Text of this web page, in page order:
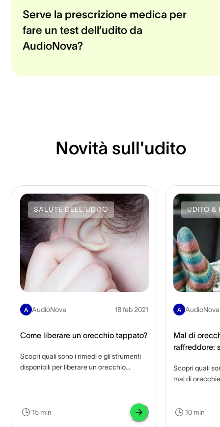
Serve la prescrizione medica per
fare un test dell’udito da
AudioNova?
Novità sull'udito
SALUTE DELL'UDITO
A AudioNova 18 feb 2021
Come liberare un orecchio tappato?
Scopri quali sono i rimedi e gli strumenti
disponibili per liberare un orecchio
15 min
UDITO &
A AudioNova
Mal di
raffreddore:
Scopri quali
mal di
10 min